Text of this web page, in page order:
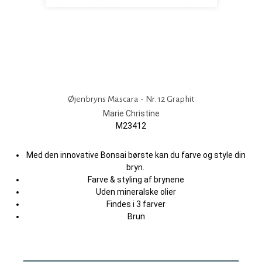
Øjenbryns Mascara - Nr. 12 Graphit
Marie Christine
M23412
​​​​​​Med den innovative Bonsai børste kan du farve og style din
bryn.
Farve & styling af brynene
Uden mineralske olier
Findes i 3 farver
Brun